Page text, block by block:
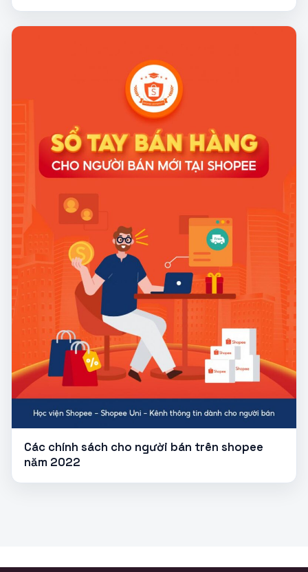
Các chính sách cho người bán trên shopee
năm 2022